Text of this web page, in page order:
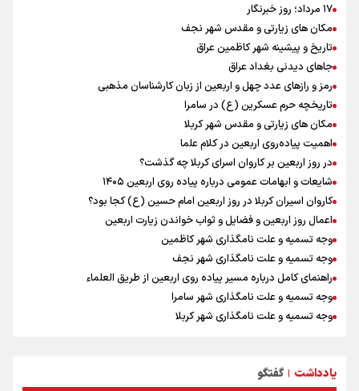
خوشرنگ‌ترین مدال‌ها به ایران برگردیم
خودکشی ضارب ۱۴ ساله مدرسه تایلندی
خطیب جمعه تهران: دشمن شکست مفتضحانه خورده و به التماس افتاده،
ادبیات باخت را هم بلد نیست
مکان های زیارتی و مقدس شهر نجف
محسن رضایی: اجازه باز شدن مسیر دوم در تنگه هرمز را نخواهیم داد
خبر سخنگوی کمیسیون امنیت از توافق در چارچوب کلی مذاکرات ایران و
عمان بر سر تنگه هرمز
۱۷ مرداد؛ روز خبرنگار
مکان های زیارتی و مقدس شهر نجف
تاریخ و پیشینه شهر کاظمین عراق
جاهای دیدنی بغداد عراق
رمز و رازهای عدد چهل و اربعین از زبان کارشناسان مذهبی
تاریخچه حرم عسکرین (ع) در سامرا
مکان های زیارتی و مقدس شهر کربلا
اهمیت پیاده‌روی اربعین در کلام علما
در روز اربعین بر کاروان اسرای کربلا چه گذشت؟
شایعات و ابهامات عمومی درباره پیاده روی اربعین ۱۴۰۵
کاروان اسیران کربلا در روز اربعین امام حسین (ع) کجا بود؟
اعمال روز اربعین و فضایل و ثواب خواندن زیارت اربعین
وجه تسمیه و علت نامگذاری شهر کاظمین
وجه تسمیه و علت نامگذاری شهر نجف
راهنمای کامل درباره مسیر پیاده روی اربعین از طریق العلماء
وجه تسمیه و علت نامگذاری شهر سامرا
وجه تسمیه و علت نامگذاری شهر کربلا
خطرات پیاده روی اربعین/ ۷ راهنمایی برای سفری ایمن و معنوی
یادداشت | گفتگو